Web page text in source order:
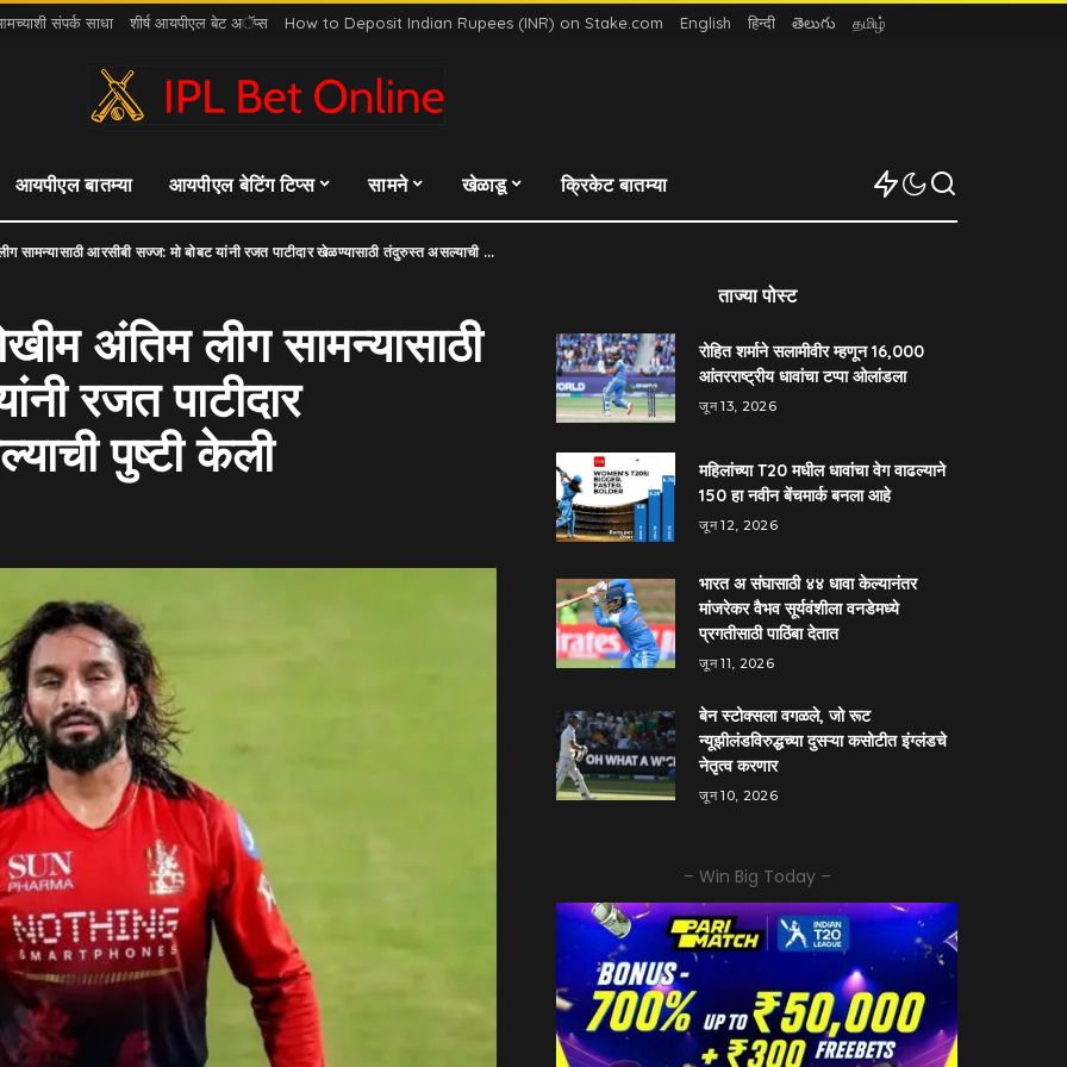
संपर्क साधा शीर्ष आयपीएल बेट अॅप्स How to Deposit Indian Rupees (INR) on Stake.com English हिन्दी తెలుగు தமிழ்
आयपीएल बातम्या आयपीएल बेटिंग टिप्स सामने खेळाडू क्रिकेट बातम्या
आरसीबी सज्ज: मो बोबट यांनी रजत पाटीदार खेळण्यासाठी तंदुरुस्त असल्याची पुष्टी केली
अंतिम लीग सामन्यासाठी
रजत पाटीदार
पुष्टी केली
ताज्या पोस्ट
रोहित शर्माने सलामीवीर म्हणून 16,000
आंतरराष्ट्रीय धावांचा टप्पा ओलांडला
जून 13, 2026
महिलांच्या T20 मधील धावांचा वेग वाढल्याने
150 हा नवीन बेंचमार्क बनला आहे
जून 12, 2026
भारत अ संघासाठी ४४ धावा केल्यानंतर
मांजरेकर वैभव सूर्यवंशीला वनडेमध्ये
प्रगतीसाठी पाठिंबा देतात
जून 11, 2026
बेन स्टोक्सला वगळले, जो रूट
न्यूझीलंडविरुद्धच्या दुसऱ्या कसोटीत इंग्लंडचे
नेतृत्व करणार
जून 10, 2026
– Win Big Today –